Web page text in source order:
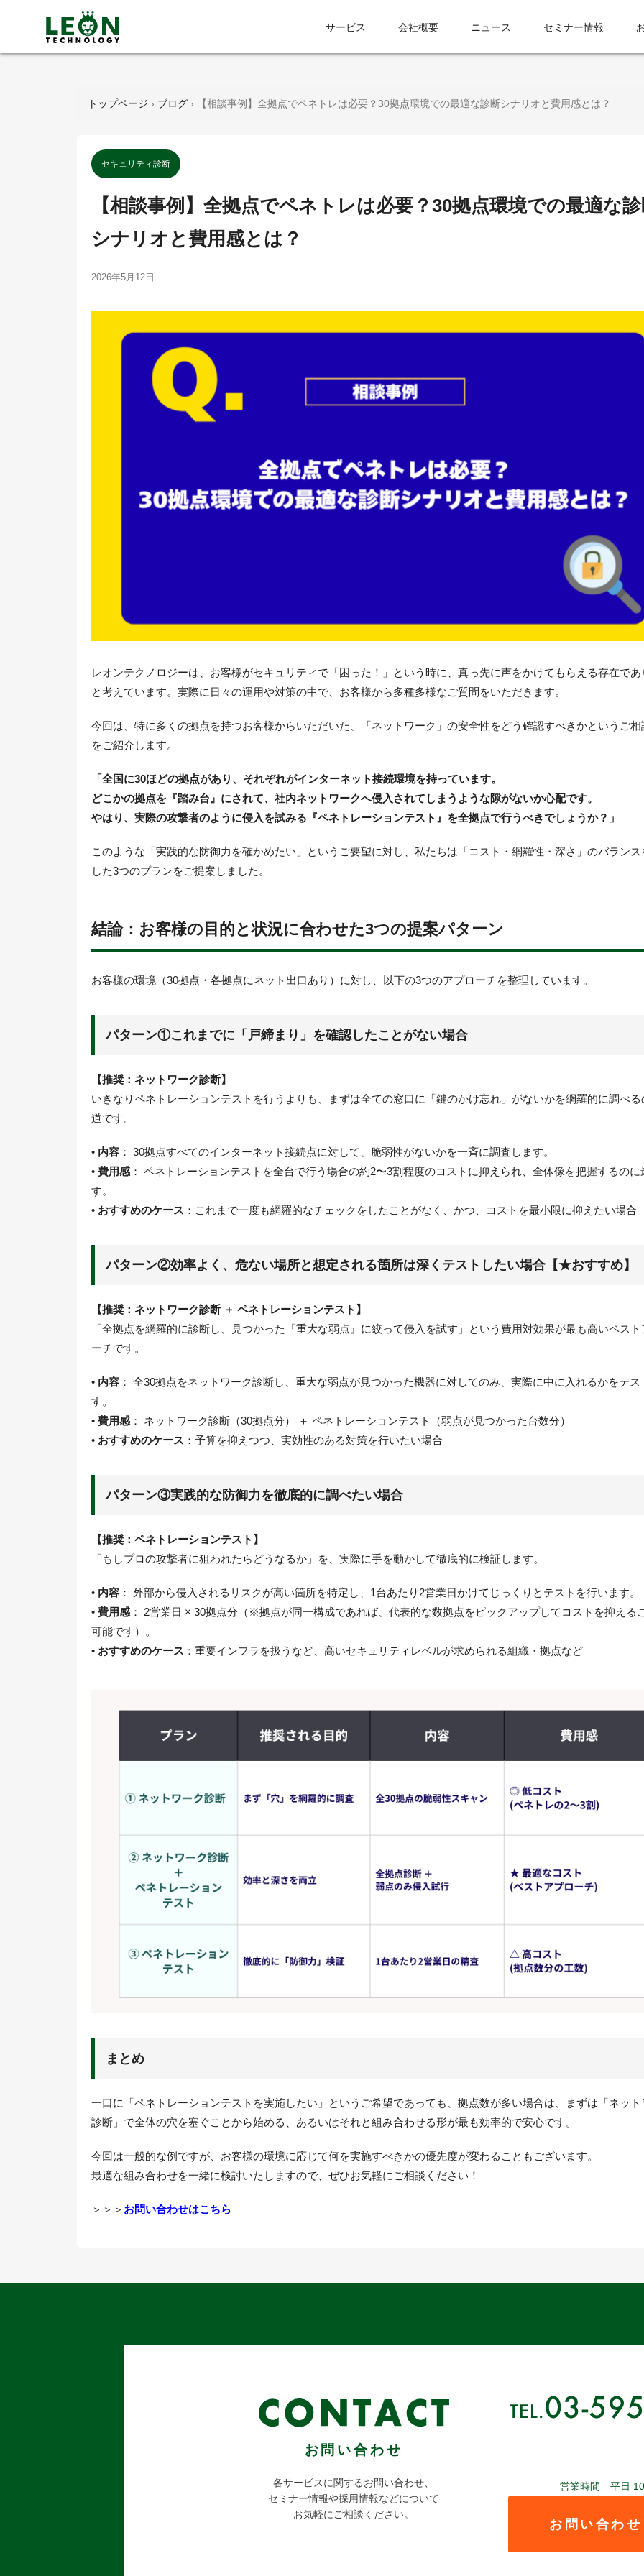
サービス 会社概要 ニュース セミナー情報
トップページ › ブログ › 【相談事例】全拠点でペネトレは必要？30拠点環境での最適な診断シナリオと費用感とは？
セキュリティ診断
【相談事例】全拠点でペネトレは必要？30拠点環境での最適な
シナリオと費用感とは？
2026年5月12日
レオンテクノロジーは、お客様がセキュリティで「困った！」という時に、真っ先に声をかけてもらえる存在であ
と考えています。実際に日々の運用や対策の中で、お客様から多種多様なご質問をいただきます。
今回は、特に多くの拠点を持つお客様からいただいた、「ネットワーク」の安全性をどう確認すべきかというご相
をご紹介します。
「全国に30ほどの拠点があり、それぞれがインターネット接続環境を持っています。
どこかの拠点を『踏み台』にされて、社内ネットワークへ侵入されてしまうような隙がないか心配です。
やはり、実際の攻撃者のように侵入を試みる『ペネトレーションテスト』を全拠点で行うべきでしょうか？」
このような「実践的な防御力を確かめたい」というご要望に対し、私たちは「コスト・網羅性・深さ」のバランス
した3つのプランをご提案しました。
結論：お客様の目的と状況に合わせた3つの提案パターン
お客様の環境（30拠点・各拠点にネット出口あり）に対し、以下の3つのアプローチを整理しています。
パターン①これまでに「戸締まり」を確認したことがない場合
【推奨：ネットワーク診断】
いきなりペネトレーションテストを行うよりも、まずは全ての窓口に「鍵のかけ忘れ」がないかを網羅的に調べる
道です。
• 内容 ： 30拠点すべてのインターネット接続点に対して、脆弱性がないかを一斉に調査します。
• 費用感 ： ペネトレーションテストを全台で行う場合の約2〜3割程度のコストに抑えられ、全体像を把握するのに
す。
• おすすめのケース ：これまで一度も網羅的なチェックをしたことがなく、かつ、コストを最小限に抑えたい場合
パターン②効率よく、危ない場所と想定される箇所は深くテストしたい場合【★おすすめ】
【推奨：ネットワーク診断 ＋ ペネトレーションテスト】
「全拠点を網羅的に診断し、見つかった『重大な弱点』に絞って侵入を試す」という費用対効果が最も高いベスト
ーチです。
• 内容 ： 全30拠点をネットワーク診断し、重大な弱点が見つかった機器に対してのみ、実際に中に入れるかをテス
す。
• 費用感 ： ネットワーク診断（30拠点分） ＋ ペネトレーションテスト（弱点が見つかった台数分）
• おすすめのケース ：予算を抑えつつ、実効性のある対策を行いたい場合
パターン③実践的な防御力を徹底的に調べたい場合
【推奨：ペネトレーションテスト】
「もしプロの攻撃者に狙われたらどうなるか」を、実際に手を動かして徹底的に検証します。
• 内容 ： 外部から侵入されるリスクが高い箇所を特定し、1台あたり2営業日かけてじっくりとテストを行います。
• 費用感 ： 2営業日 × 30拠点分（※拠点が同一構成であれば、代表的な数拠点をピックアップしてコストを抑える
可能です）。
• おすすめのケース ：重要インフラを扱うなど、高いセキュリティレベルが求められる組織・拠点など
まとめ
一口に「ペネトレーションテストを実施したい」というご希望であっても、拠点数が多い場合は、まずは「ネット
診断」で全体の穴を塞ぐことから始める、あるいはそれと組み合わせる形が最も効率的で安心です。
今回は一般的な例ですが、お客様の環境に応じて何を実施すべきかの優先度が変わることもございます。
最適な組み合わせを一緒に検討いたしますので、ぜひお気軽にご相談ください！
＞＞＞ お問い合わせはこちら
お問い合わせ
各サービスに関するお問い合わせ、
セミナー情報や採用情報などについて
お気軽にご相談ください。
営業時間 平日
お問い合わ